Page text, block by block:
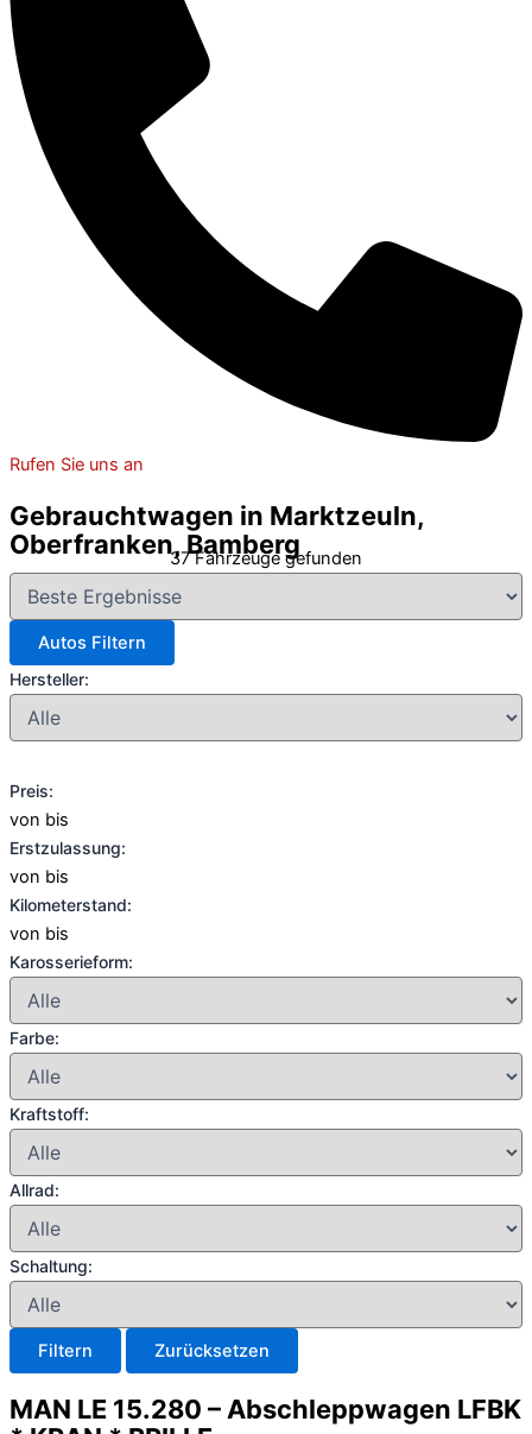
Rufen Sie uns an
Gebrauchtwagen in Marktzeuln,
Oberfranken, Bamberg
37 Fahrzeuge gefunden
Autos Filtern
Hersteller:
Preis:
von bis
Erstzulassung:
von bis
Kilometerstand:
von bis
Karosserieform:
Farbe:
Kraftstoff:
Allrad:
Schaltung:
Filtern Zurücksetzen
MAN LE 15.280 – Abschleppwagen LFBK